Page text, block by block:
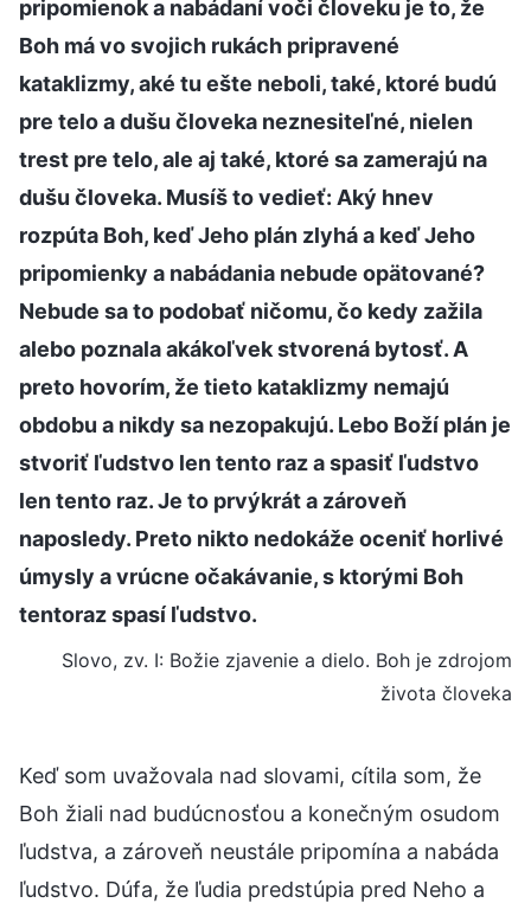
pripomienok a nabádaní voči človeku je to, že
Boh má vo svojich rukách pripravené
kataklizmy, aké tu ešte neboli, také, ktoré budú
pre telo a dušu človeka neznesiteľné, nielen
trest pre telo, ale aj také, ktoré sa zamerajú na
dušu človeka. Musíš to vedieť: Aký hnev
rozpúta Boh, keď Jeho plán zlyhá a keď Jeho
pripomienky a nabádania nebude opätované?
Nebude sa to podobať ničomu, čo kedy zažila
alebo poznala akákoľvek stvorená bytosť. A
preto hovorím, že tieto kataklizmy nemajú
obdobu a nikdy sa nezopakujú. Lebo Boží plán je
stvoriť ľudstvo len tento raz a spasiť ľudstvo
len tento raz. Je to prvýkrát a zároveň
naposledy. Preto nikto nedokáže oceniť horlivé
úmysly a vrúcne očakávanie, s ktorými Boh
tentoraz spasí ľudstvo.
Slovo, zv. I: Božie zjavenie a dielo. Boh je zdrojom
života človeka
Keď som uvažovala nad slovami, cítila som, že
Boh žiali nad budúcnosťou a konečným osudom
ľudstva, a zároveň neustále pripomína a nabáda
ľudstvo. Dúfa, že ľudia predstúpia pred Neho a